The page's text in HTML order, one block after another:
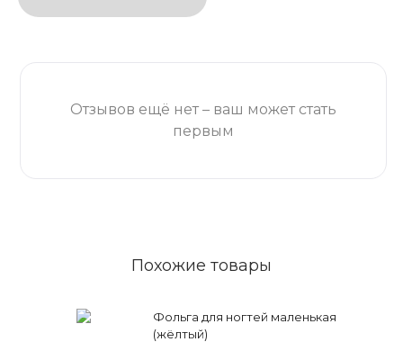
Отзывов ещё нет – ваш может стать
первым
Похожие товары
Фольга для ногтей маленькая
(жёлтый)